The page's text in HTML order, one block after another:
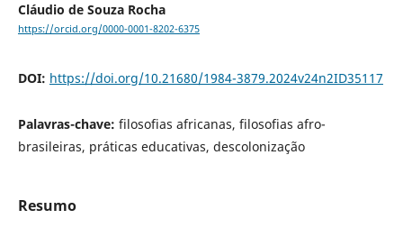
Cláudio de Souza Rocha
https://orcid.org/0000-0001-8202-6375
DOI: https://doi.org/10.21680/1984-3879.2024v24n2ID35117
Palavras-chave: filosofias africanas, filosofias afro-
brasileiras, práticas educativas, descolonização
Resumo